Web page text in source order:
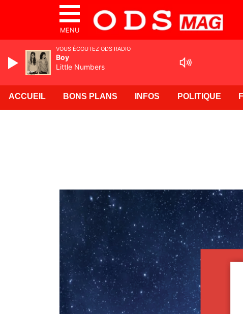
MENU
ACCUEIL BONS PLANS INFOS POLITIQUE
VOUS ÉCOUTEZ ODS RADIO
Boy
Little Numbers